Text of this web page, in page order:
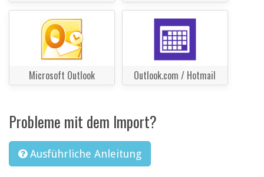
Microsoft Outlook Outlook.com / Hotmail
Probleme mit dem Import?
Ausführliche Anleitung